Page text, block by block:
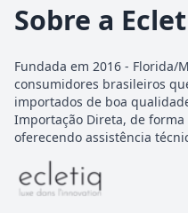
Sobre a
Fundada em 2016 - Florida/
consumidores brasileiros
importados de boa
Importação Direta, de
oferecendo assistência